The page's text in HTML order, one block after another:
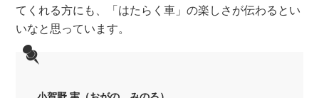
てくれる方にも、「はたらく車」の楽しさが伝わるとい
いなと思っています。